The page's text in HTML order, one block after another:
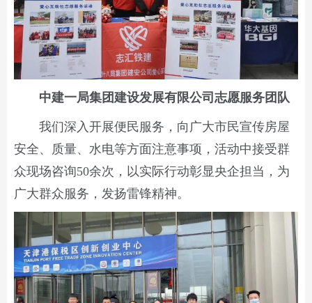
中建一局集团建设发展有限公司志愿服务团队
我们深入开展便民服务，向广大市民宣传房屋
安全、质量、水电等方面注意事项，活动中接受群
众现场咨询50余次，以实际行动彰显央企担当，为
广大群众服务，发扬雷锋精神。